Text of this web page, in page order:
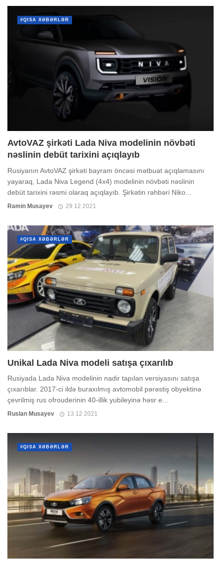
#QISA XƏBƏRLƏR
AvtoVAZ şirkəti Lada Niva modelinin növbəti
nəslinin debüt tarixini açıqlayıb
Rusiyanın AvtoVAZ şirkəti bayram öncəsi mətbuat açıqlamasını
yayaraq, Lada Niva Legend (4x4) modelinin növbəti nəslinin
debüt tarixini rəsmi olaraq açıqlayıb. Şirkətin rəhbəri Niko...
Ramin Musayev 29 12 2021
#QISA XƏBƏRLƏR
Unikal Lada Niva modeli satışa çıxarılıb
Rusiyada Lada Niva modelinin nadir tapılan versiyasını satışa
çıxarıblar. 2017-ci ildə buraxılmış avtomobil pərəstiş obyektinə
çevrilmiş rus ofrouderinin 40-illik yubileyinə həsr e...
Ruslan Musayev 13 12 2021
#QISA XƏBƏRLƏR